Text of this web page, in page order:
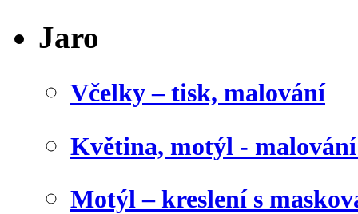
Jaro
Včelky – tisk, malování
Květina, motýl -
Motýl – kreslení s